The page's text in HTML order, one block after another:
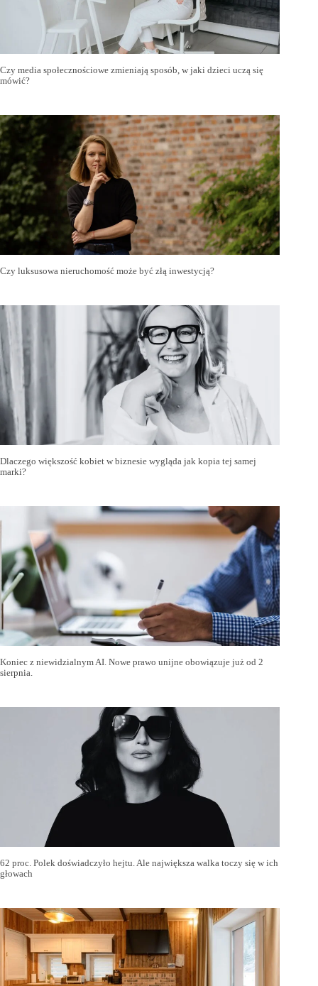
Czy media społecznościowe zmieniają sposób, w jaki dzieci uczą się
mówić?
Czy luksusowa nieruchomość może być złą inwestycją?
Dlaczego większość kobiet w biznesie wygląda jak kopia tej samej
marki?
Koniec z niewidzialnym AI. Nowe prawo unijne obowiązuje już od 2
sierpnia.
62 proc. Polek doświadczyło hejtu. Ale największa walka toczy się w ich
głowach